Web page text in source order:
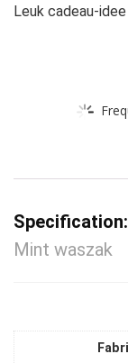
Leuk cadeau-
Specification:
Mint waszak